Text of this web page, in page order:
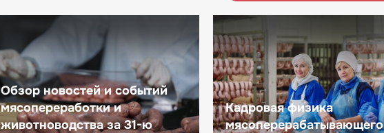
Обзор новостей и событий
мясопереработки и
животноводства за 31-ю
Кадровая физика
мясоперерабатывающего